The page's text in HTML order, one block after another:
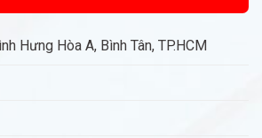
Hưng Hòa A, Bình Tân, TP.HCM